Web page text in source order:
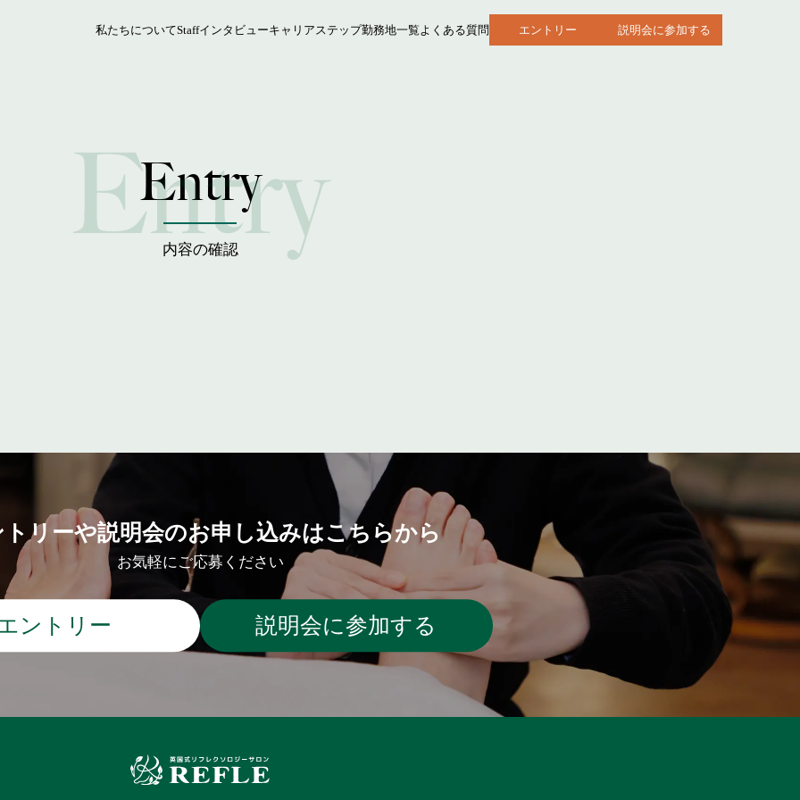
私たちについてStaffインタビューキャリアステップ勤務地一覧 よくある質問 エントリー 説明会に参加する
Entry
内容の確認
リーや説明会のお申し込みはこちらから
お気軽にご応募ください
ントリー 説明会に参加する